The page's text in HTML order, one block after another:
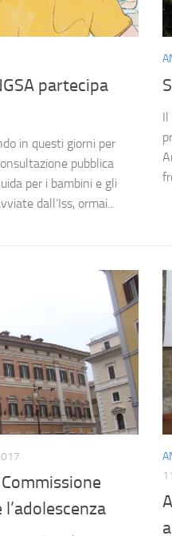
partecipa
in questi giorni per
pubblica
per i bambini e gli
dall’Iss, ormai...
Il